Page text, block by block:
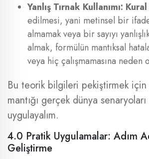
Yanlış Tırnak Kullanımı:
edilmesi, yani metinsel bir
almamak veya bir sayıyı
almak, formülün mantıksal
veya hiç çalışmamasına neden
Bu teorik bilgileri pekiştirmek
mantığı gerçek dünya
uygulayalım.
4.0 Pratik Uygulamalar: Adım
Geliştirme